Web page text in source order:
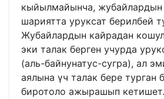
кыйылмайынча, жубайлардын
шариятта уруксат берилбей
Жубайлардын кайрадан
эки талак берген учурда
(аль-байнунатус-сугра), ал
аялына үч талак бере турган
биротоло ажырашып